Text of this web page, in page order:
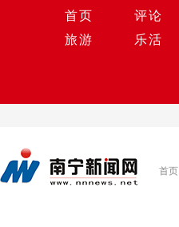
首页 评论
旅游
乐活
首页